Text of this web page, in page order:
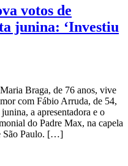
votos de
junina: ‘Investiu
Braga, de 76 anos, vive
com Fábio Arruda, de 54,
a apresentadora e o
do Padre Max, na capela
São Paulo. […]